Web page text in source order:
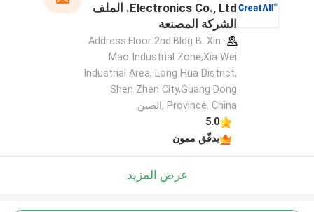
Electronics Co., Ltd. الملف
الشركة المصنعة
Address:Floor 2nd.Bldg B. Xin
Mao Industrial Zone,Xia Wei
Industrial Area, Long Hua District,
Shen Zhen City,Guang Dong
Province. China ,الصين
5.0
يدقّق ممون
عرض المزيد